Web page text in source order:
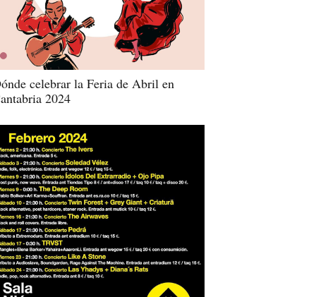
celebrar la Feria de Abril en
2024